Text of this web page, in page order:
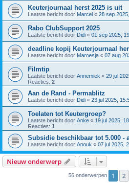
Keuterjournaal herst 2025 is uit
Laatste bericht door Marcel « 28 sep
Rabo ClubSupport 2025
Laatste bericht door Didi « 01 sep 2025,
deadline kopij Keuterjournaal
Laatste bericht door Maroesja « 07 aug
Filmtip
Laatste bericht door Annemiek « 29 jul
Reacties: 2
Aan de Rand - Permablitz
Laatste bericht door Didi « 23 jul 2025,
Toelaten tot Keutergroep?
Laatste bericht door Anke « 19 jul 2025,
Reacties: 1
Subsidie beschikbaar tot 5.000 -
Laatste bericht door Anouk « 07 jul 2025,
Nieuw onderwerp
56 onderwerpen 1 2